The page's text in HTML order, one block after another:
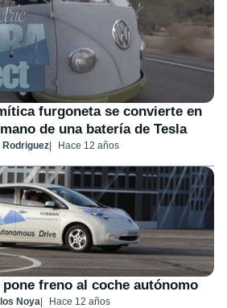
furgoneta se convierte en
de una batería de Tesla
Rodriguez Hace 12 años
freno al coche autónomo
Noya Hace 12 años